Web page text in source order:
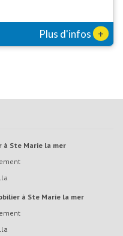
Plus d'infos +
à Ste Marie la mer
à Ste Marie la mer